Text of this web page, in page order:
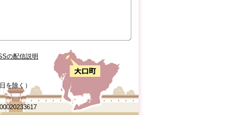
の配信説明
を除く）